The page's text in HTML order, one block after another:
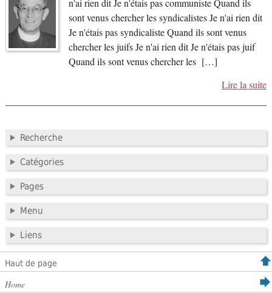
n'ai rien dit Je n'étais pas communiste Quand ils
sont venus chercher les syndicalistes Je n'ai rien dit
Je n'étais pas syndicaliste Quand ils sont venus
chercher les juifs Je n'ai rien dit Je n'étais pas juif
Quand ils sont venus chercher les […]
Lire la suite
Recherche
Catégories
Pages
Menu
Liens
Haut de page
Home